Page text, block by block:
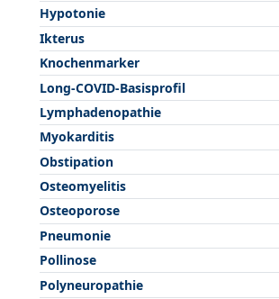
Hypotonie
Ikterus
Knochenmarker
Long-COVID-Basisprofil
Lymphadenopathie
Myokarditis
Obstipation
Osteomyelitis
Osteoporose
Pneumonie
Pollinose
Polyneuropathie